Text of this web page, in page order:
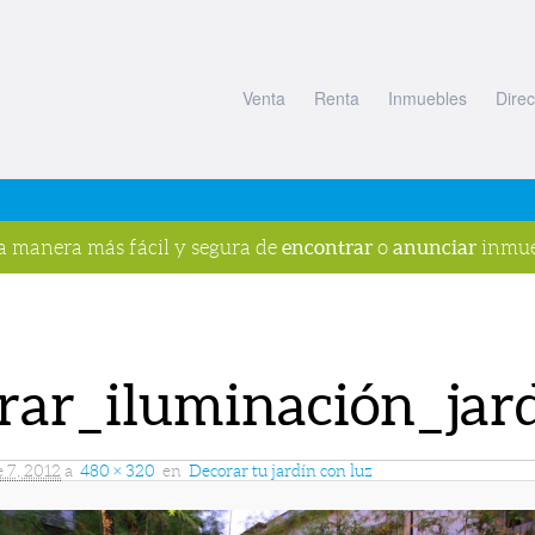
Venta Renta Inmuebles
manera más fácil y segura de encontrar o anunciar
7, 2012 a 480 × 320 en Decorar tu jardín con luz